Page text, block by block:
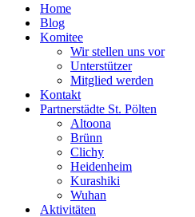
Home
Blog
Komitee
Wir stellen uns vor
Unterstützer
Mitglied werden
Kontakt
Partnerstädte St. Pölten
Altoona
Brünn
Clichy
Heidenheim
Kurashiki
Wuhan
Aktivitäten